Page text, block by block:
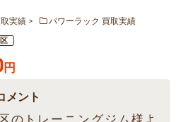
実績
パワーラック 買取実績
円
メント